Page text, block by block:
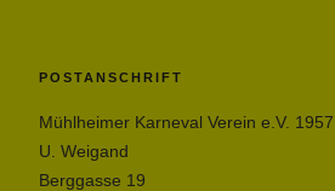
POSTANSCHRIFT
Mühlheimer Karneval Verein e.V. 1957
U. Weigand
Berggasse 19